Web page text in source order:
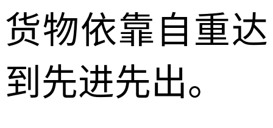
货物依靠自重达
到先进先出。